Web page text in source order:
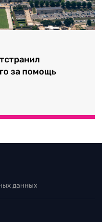
за помощь
данных